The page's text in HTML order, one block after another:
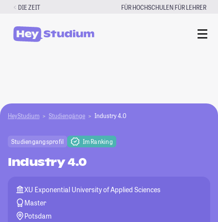
Zum
springen
DIE ZEIT FÜR HOCHSCHULEN|FÜR LEHRER
HeyStudium Studiengänge Industry 4.0
Studiengangsprofil Im Ranking
Industry 4.0
XU Exponential University of Applied Sciences
Master
Potsdam